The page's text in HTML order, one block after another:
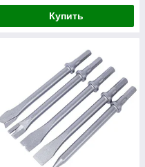
Купить